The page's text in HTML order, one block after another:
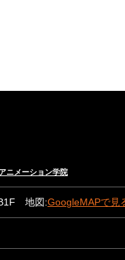
ニメーション学院
地図:GoogleMAPで見